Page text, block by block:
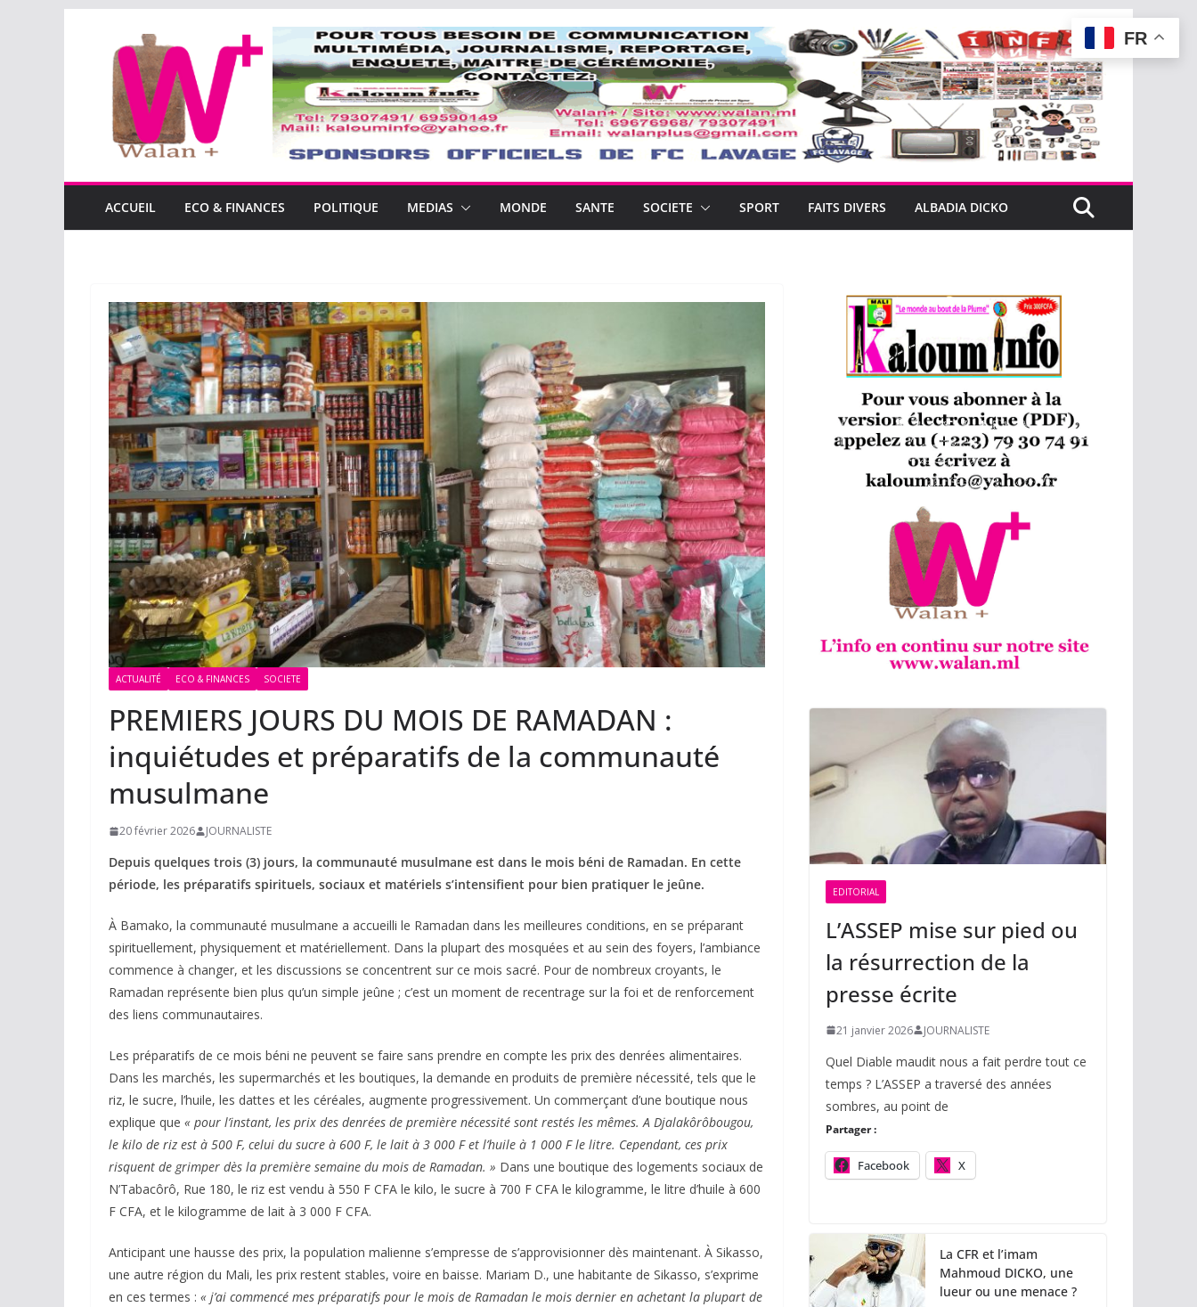
contenu
ACCUEIL ECO & FINANCES POLITIQUE MEDIAS MONDE SANTE SOCIETE SPORT FAITS DIVERS ALBADIA DICKO
ACTUALITÉ ECO & FINANCES SOCIETE
PREMIERS JOURS DU MOIS DE RAMADAN :
inquiétudes et préparatifs de la communauté
musulmane
20 février 2026 JOURNALISTE
Depuis quelques trois (3) jours, la communauté musulmane est dans le mois béni de Ramadan. En cette
période, les préparatifs spirituels, sociaux et matériels s’intensifient pour bien pratiquer le jeûne.
À Bamako, la communauté musulmane a accueilli le Ramadan dans les meilleures conditions, en se préparant
spirituellement, physiquement et matériellement. Dans la plupart des mosquées et au sein des foyers, l’ambiance
commence à changer, et les discussions se concentrent sur ce mois sacré. Pour de nombreux croyants, le
Ramadan représente bien plus qu’un simple jeûne ; c’est un moment de recentrage sur la foi et de renforcement
des liens communautaires.
Les préparatifs de ce mois béni ne peuvent se faire sans prendre en compte les prix des denrées alimentaires.
Dans les marchés, les supermarchés et les boutiques, la demande en produits de première nécessité, tels que le
riz, le sucre, l’huile, les dattes et les céréales, augmente progressivement. Un commerçant d’une boutique nous
explique que « pour l’instant, les prix des denrées de première nécessité sont restés les mêmes. A Djalakôrôbougou,
le kilo de riz est à 500 F, celui du sucre à 600 F, le lait à 3 000 F et l’huile à 1 000 F le litre. Cependant, ces prix
risquent de grimper dès la première semaine du mois de Ramadan. » Dans une boutique des logements sociaux de
N’Tabacôrô, Rue 180, le riz est vendu à 550 F CFA le kilo, le sucre à 700 F CFA le kilogramme, le litre d’huile à 600
F CFA, et le kilogramme de lait à 3 000 F CFA.
Anticipant une hausse des prix, la population malienne s’empresse de s’approvisionner dès maintenant. À Sikasso,
une autre région du Mali, les prix restent stables, voire en baisse. Mariam D., une habitante de Sikasso, s’exprime
en ces termes : « j’ai commencé mes préparatifs pour le mois de Ramadan le mois dernier en achetant la plupart de
EDITORIAL
L’ASSEP mise sur pied ou
la résurrection de la
presse écrite
21 janvier 2026 JOURNALISTE
Quel Diable maudit nous a fait perdre tout ce
temps ? L’ASSEP a traversé des années
sombres, au point de
Partager :
Facebook X
La CFR et l’imam
Mahmoud DICKO, une
lueur ou une menace ?
FR